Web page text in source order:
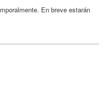
En breve estarán